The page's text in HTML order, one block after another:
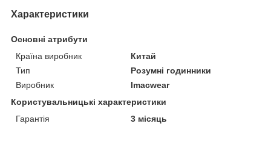
Характеристики
Основні атрибути
Країна виробник
Китай
Тип
Розумні годинники
Виробник
Imacwear
Користувальницькі характеристики
Гарантія
3 місяць